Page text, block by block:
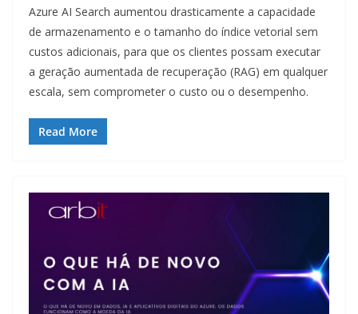
Azure AI Search aumentou drasticamente a capacidade
de armazenamento e o tamanho do índice vetorial sem
custos adicionais, para que os clientes possam executar
a geração aumentada de recuperação (RAG) em qualquer
escala, sem comprometer o custo ou o desempenho.
Read More